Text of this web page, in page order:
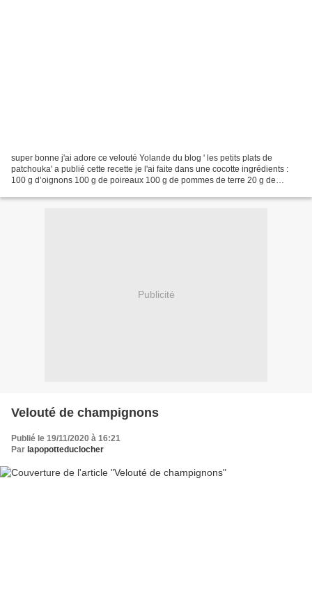
super bonne j'ai adore ce velouté Yolande du blog ' les petits plats de
patchouka' a publié cette recette je l'ai faite dans une cocotte ingrédients :
100 g d’oignons 100 g de poireaux 100 g de pommes de terre 20 g de
Publicité
Velouté de champignons
Publié le 19/11/2020 à 16:21
Par lapopotteduclocher